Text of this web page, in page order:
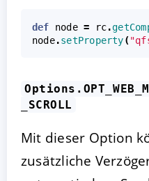
def node = rc.
node.setProperty(
_SCROLL
Mit dieser Option
zusätzliche